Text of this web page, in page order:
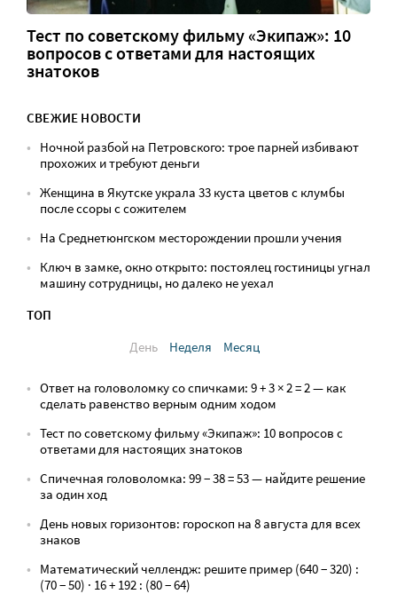
Тест по советскому фильму «Экипаж»: 10
вопросов с ответами для настоящих
знатоков
СВЕЖИЕ НОВОСТИ
Ночной разбой на Петровского: трое парней избивают
прохожих и требуют деньги
Женщина в Якутске украла 33 куста цветов с клумбы
после ссоры с сожителем
На Среднетюнгском месторождении прошли учения
Ключ в замке, окно открыто: постоялец гостиницы угнал
машину сотрудницы, но далеко не уехал
ТОП
День
Неделя Месяц
Ответ на головоломку со спичками: 9 + 3 × 2 = 2 — как
сделать равенство верным одним ходом
Тест по советскому фильму «Экипаж»: 10 вопросов с
ответами для настоящих знатоков
Спичечная головоломка: 99 − 38 = 53 — найдите решение
за один ход
День новых горизонтов: гороскоп на 8 августа для всех
знаков
Математический челлендж: решите пример (640 − 320) :
(70 − 50) · 16 + 192 : (80 − 64)